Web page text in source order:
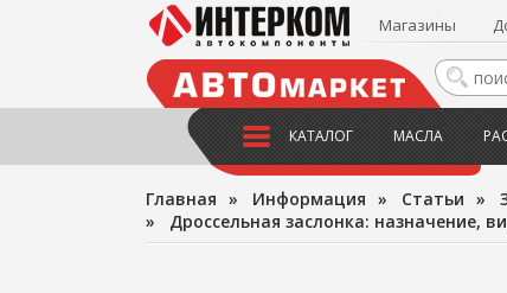
Магазины
КАТАЛОГ МАСЛА
Главная » Информация » Статьи »
» Дроссельная заслонка: назначение,